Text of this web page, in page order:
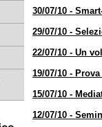
leggilo su PC,
30/07/10 -
29/07/10 -
22/07/10 - Un
19/07/10 -
15/07/10 -
12/07/10 -